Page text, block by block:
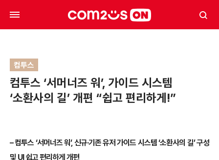
컴투스
컴투스 ‘서머너즈 워’, 가이드 시스템
‘소환사의 길’ 개편 “쉽고 편리하게!”
– 컴투스 ‘서머너즈 워’, 신규∙기존 유저 가이드 시스템 ‘소환사의 길’ 구성
및 UI 쉽고 편리하게 개편